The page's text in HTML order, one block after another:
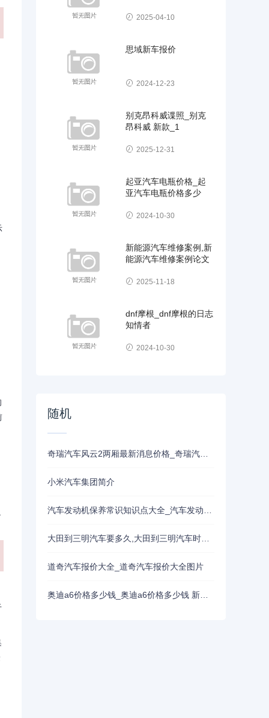
2025-04-10
思域新车报价
2024-12-23
别克昂科威谍照_别克
昂科威 新款_1
2025-12-31
起亚汽车电瓶价格_起
亚汽车电瓶价格多少
2024-10-30
新能源汽车维修案例,新
能源汽车维修案例论文
2025-11-18
dnf摩根_dnf摩根的日志
知情者
2024-10-30
随机
小米汽车集团简介
道奇汽车报价大全_道奇汽车报价大全图片